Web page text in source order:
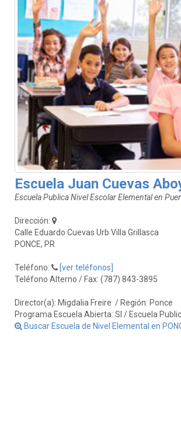
Escuela Juan Cuevas
Escuela Publica Nivel Escolar Elemental en
Dirección:
Calle Eduardo Cuevas Urb Villa Grillasca
PONCE, PR
Teléfono:
[ver teléfonos]
Teléfono Alterno / Fax: (787) 843-3895
Director(a): Migdalia Freire / Región: Ponce
Programa Escuela Abierta: SI / Escuela
Buscar Escuela de Nivel Elemental en